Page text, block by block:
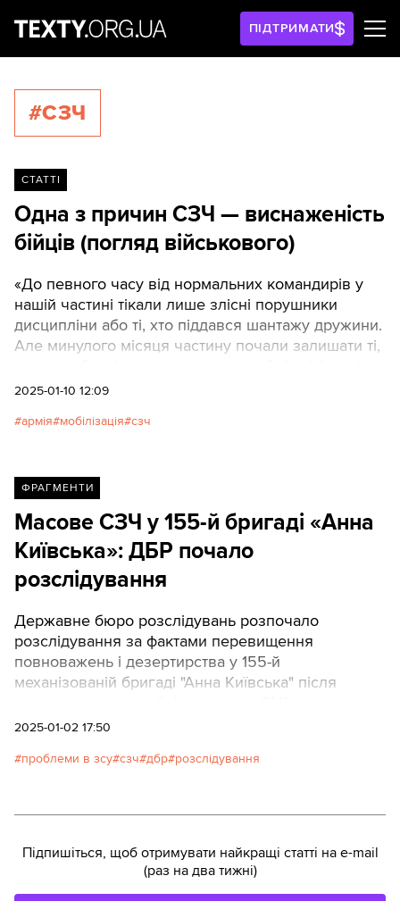
ПІДТРИМАТИ
#СЗЧ
СТАТТІ
Одна з причин СЗЧ — виснаженість
бійців (погляд військового)
«До певного часу від нормальних командирів у
нашій частині тікали лише злісні порушники
дисципліни або ті, хто піддався шантажу дружини.
Але минулого місяця частину почали залишати ті,
був нагороджений медалями».Ключем до
досі резерви, вважає офіцер ЗСУ, який поділився
2025-01-10 12:09
армія мобілізація сзч
ФРАГМЕНТИ
Масове СЗЧ у 155-й бригаді «Анна
Київська»: ДБР почало
розслідування
Державне бюро розслідувань розпочало
розслідування за фактами перевищення
повноважень і дезертирства у 155-й
механізованій бригаді "Анна Київська" після
2025-01-02 17:50
проблеми в зсу сзч дбр розслідування
Підпишіться, щоб отримувати найкращі статті на e-mail
(раз на два тижні)